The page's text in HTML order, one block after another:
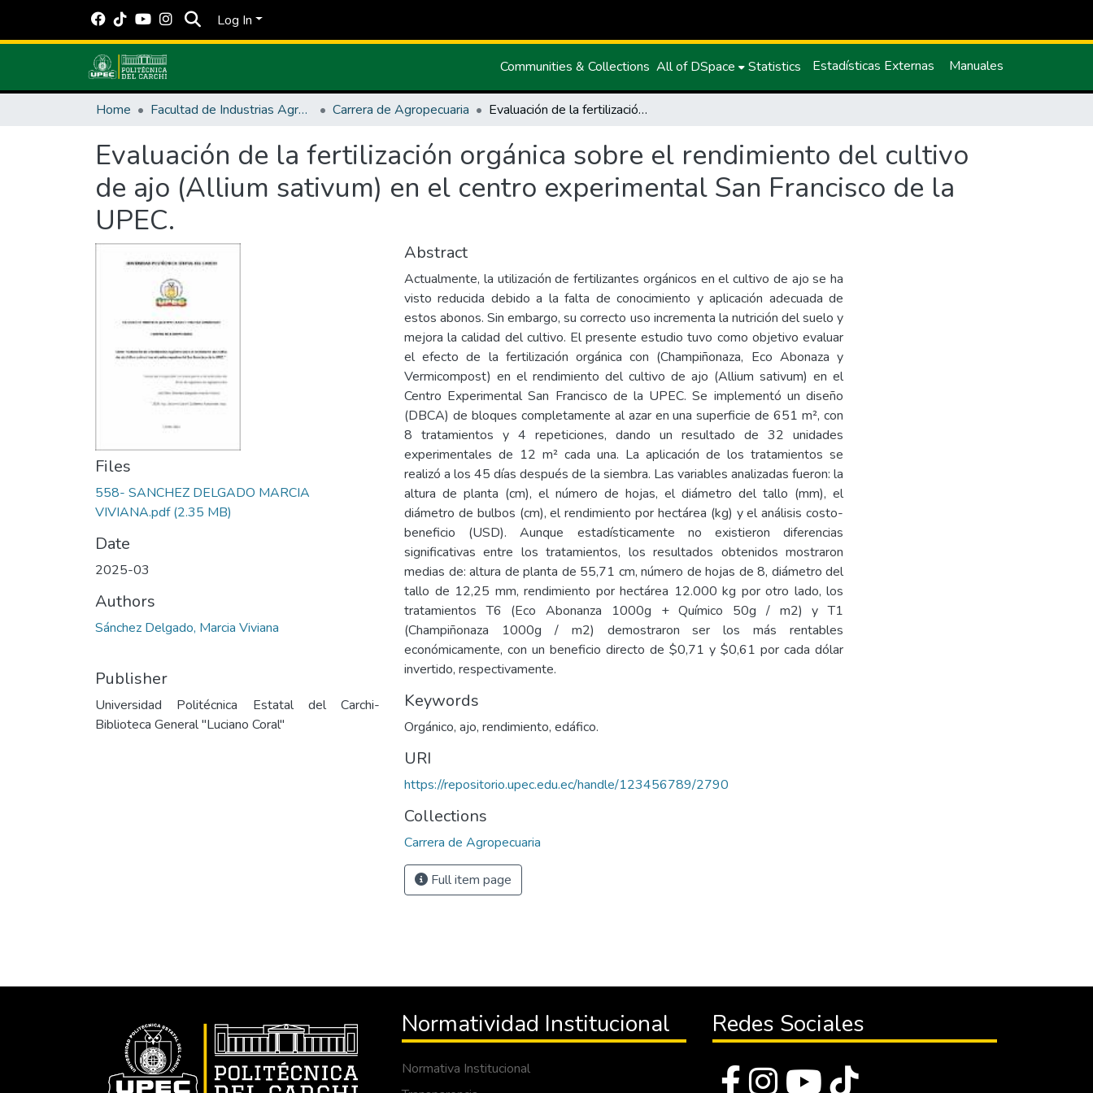
Log In
Communities & Collections All of DSpace Statistics Estadísticas Externas Manuales
Home Facultad de Industrias Agropecuarias y Ciencias Ambientales Carrera de Agropecuaria Evaluación de la fertilización orgánica sobre el rendimiento del cultivo de ajo (Allium sativum) en el centro experimental San Francisco de la UPEC.
Evaluación de la fertilización orgánica sobre el rendimiento del cultivo
de ajo (Allium sativum) en el centro experimental San Francisco de la
UPEC.
Files
558- SANCHEZ DELGADO MARCIA
VIVIANA.pdf(2.35 MB)
Date
2025-03
Authors
Sánchez Delgado, Marcia Viviana
Publisher
Universidad Politécnica Estatal del Carchi-
Biblioteca General "Luciano Coral"
Abstract
Actualmente, la utilización de fertilizantes orgánicos en el cultivo de ajo se ha
visto reducida debido a la falta de conocimiento y aplicación adecuada de
estos abonos. Sin embargo, su correcto uso incrementa la nutrición del suelo y
mejora la calidad del cultivo. El presente estudio tuvo como objetivo evaluar
el efecto de la fertilización orgánica con (Champiñonaza, Eco Abonaza y
Vermicompost) en el rendimiento del cultivo de ajo (Allium sativum) en el
Centro Experimental San Francisco de la UPEC. Se implementó un diseño
(DBCA) de bloques completamente al azar en una superficie de 651 m², con
8 tratamientos y 4 repeticiones, dando un resultado de 32 unidades
experimentales de 12 m² cada una. La aplicación de los tratamientos se
realizó a los 45 días después de la siembra. Las variables analizadas fueron: la
altura de planta (cm), el número de hojas, el diámetro del tallo (mm), el
diámetro de bulbos (cm), el rendimiento por hectárea (kg) y el análisis costo-
beneficio (USD). Aunque estadísticamente no existieron diferencias
significativas entre los tratamientos, los resultados obtenidos mostraron
medias de: altura de planta de 55,71 cm, número de hojas de 8, diámetro del
tallo de 12,25 mm, rendimiento por hectárea 12.000 kg por otro lado, los
tratamientos T6 (Eco Abonanza 1000g + Químico 50g / m2) y T1
(Champiñonaza 1000g / m2) demostraron ser los más rentables
económicamente, con un beneficio directo de $0,71 y $0,61 por cada dólar
invertido, respectivamente.
Keywords
Orgánico, ajo, rendimiento, edáfico.
URI
https://repositorio.upec.edu.ec/handle/123456789/2790
Collections
Carrera de Agropecuaria
Full item page
Normatividad Institucional
Normativa Institucional
Redes Sociales